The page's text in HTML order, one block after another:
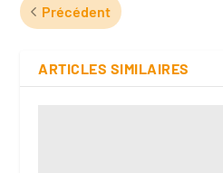
Précédent
ARTICLES SIMILAIRES